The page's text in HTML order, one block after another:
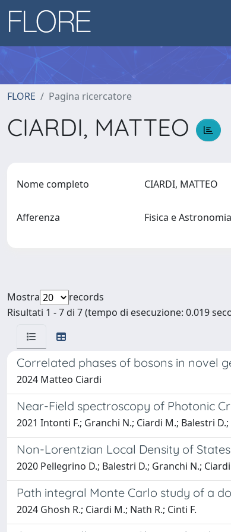
FLORE Pagina ricercatore
CIARDI, MATTEO
Nome completo CIARDI, MATTEO
Afferenza Fisica e Astronomia
Mostra
records
Risultati 1 - 7 di 7 (tempo di esecuzione: 0.019
Correlated phases of bosons in novel
2024 Matteo Ciardi
Near-Field spectroscopy of Photonic
2021 Intonti F.; Granchi N.; Ciardi M.; Balestri
Non-Lorentzian Local Density of
2020 Pellegrino D.; Balestri D.; Granchi N.;
Path integral Monte Carlo study of a
2024 Ghosh R.; Ciardi M.; Nath R.; Cinti F.